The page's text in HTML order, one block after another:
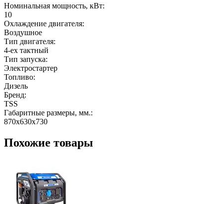
Номинальная мощность, кВт:
10
Охлаждение двигателя:
Воздушное
Тип двигателя:
4-ех тактный
Тип запуска:
Электростартер
Топливо:
Дизель
Бренд:
TSS
Габаритные размеры, мм.:
870х630х730
Похожие товары